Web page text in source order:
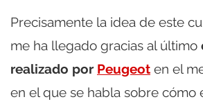
Precisamente la idea de este
me ha llegado gracias al último
realizado por Peugeot en el
en el que se habla sobre cómo